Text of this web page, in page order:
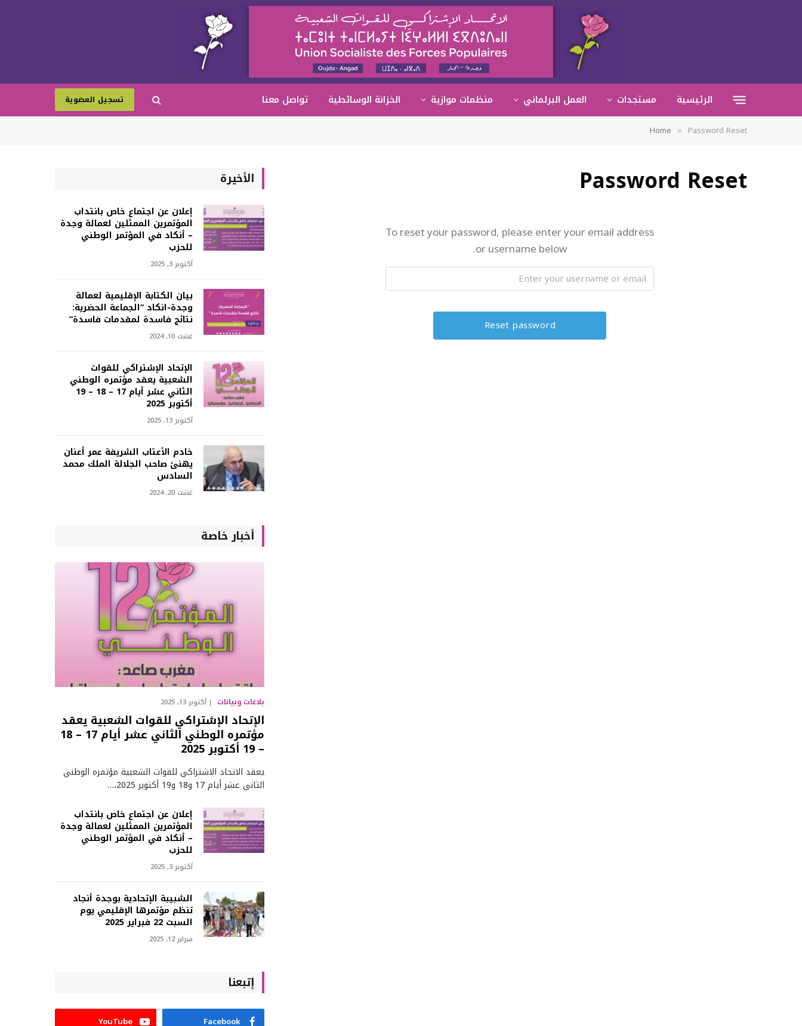
الرئيسية مستجدات العمل البرلماني منظمات موازية الخزانة الوسائطية تواصل معنا تسجيل العضوية
Home » Password Reset
Password Reset
To reset your password, please enter your email address
or username below.
الأخيرة
إعلان عن اجتماع خاص بانتداب
المؤتمرين الممثلين لعمالة وجدة
– أنكاد في المؤتمر الوطني
للحزب
أكتوبر 3, 2025
بيان الكتابة الإقليمية لعمالة
وجدة-انكاد “الجماعة الحضرية:
نتائج فاسدة لمقدمات فاسدة”
غشت 10, 2024
الإتحاد الإشتراكي للقوات
الشعبية يعقد مؤتمره الوطني
الثاني عشر أيام 17 – 18 – 19
أكتوبر 2025
أكتوبر 13, 2025
خادم الأعتاب الشريفة عمر أعنان
يهنئ صاحب الجلالة الملك محمد
السادس
غشت 20, 2024
أخبار خاصة
بلاغات وبيانات أكتوبر 13, 2025
الإتحاد الإشتراكي للقوات الشعبية يعقد
مؤتمره الوطني الثاني عشر أيام 17 – 18
– 19 أكتوبر 2025
يعقد الاتحاد الاشتراكي للقوات الشعبية مؤتمره الوطني
الثاني عشر أيام 17 و18 و19 أكتوبر 2025،…
إعلان عن اجتماع خاص بانتداب
المؤتمرين الممثلين لعمالة وجدة
– أنكاد في المؤتمر الوطني
للحزب
أكتوبر 3, 2025
الشبیبة الإتحادیة بوجدة أنجاد
تنظم مؤتمرها الإقليمي يوم
السبت 22 فبراير 2025
فبراير 12, 2025
إتبعنا
Facebook
YouTube